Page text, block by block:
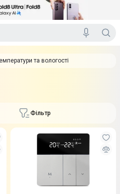
та вологості
Фільтр